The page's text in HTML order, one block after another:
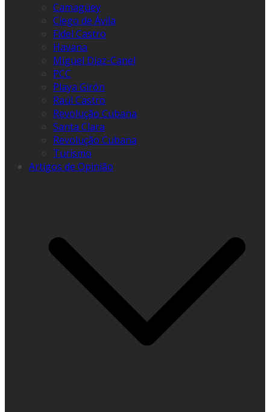
Camagüey
Ciego de Ávila
Fidel Castro
Havana
Miguel Díaz-Canel
PCC
Playa Girón
Raúl Castro
Revolução Cubana
Santa Clara
Revolução Cubana
Turismo
Artigos de Opinião